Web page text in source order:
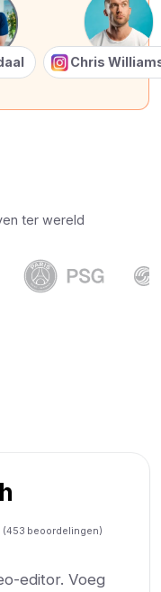
Chris
ter wereld
(453 beoordelingen)
editor. Voeg